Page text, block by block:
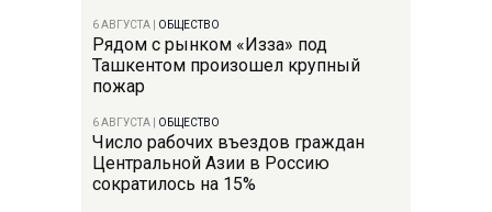
6 АВГУСТА ОБЩЕСТВО
Рядом с рынком «Изза» под
Ташкентом произошел крупный
пожар
6 АВГУСТА ОБЩЕСТВО
Число рабочих въездов граждан
Центральной Азии в Россию
сократилось на 15%